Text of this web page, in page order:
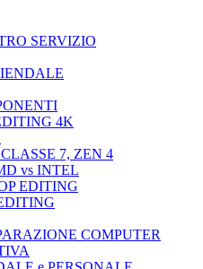
SERVIZIO
4K
7, ZEN 4
vs INTEL
EDITING
COMPUTER